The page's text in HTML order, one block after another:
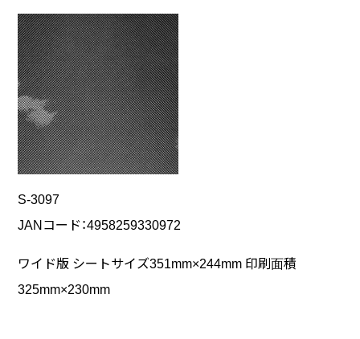
S-3097
JANコード：4958259330972
ワイド版 シートサイズ351mm×244mm 印刷面積
325mm×230mm